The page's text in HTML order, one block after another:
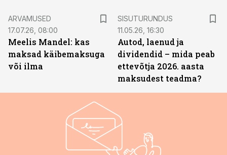
ARVAMUSED
17.07.26, 08:00
Meelis Mandel: kas
maksad käibemaksuga
või ilma
SISUTURUNDUS
11.05.26, 16:30
Autod, laenud ja
dividendid – mida peab
ettevõtja 2026. aasta
maksudest teadma?